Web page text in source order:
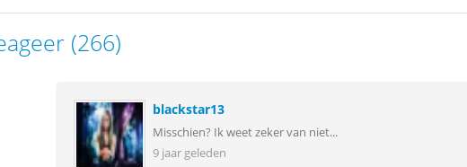
(266)
blackstar13
Misschien? Ik weet zeker van niet...
9 jaar geleden